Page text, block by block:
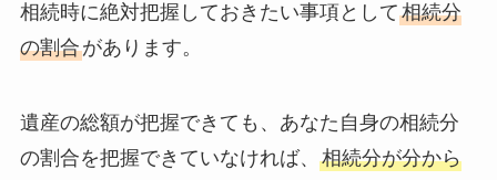
相続時に絶対把握しておきたい事項として相続分
の割合があります。
遺産の総額が把握できても、あなた自身の相続分
の割合を把握できていなければ、 相続分が分から